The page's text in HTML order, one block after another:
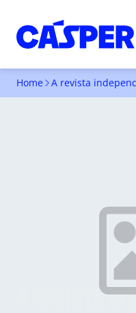
Home A revista
A REVISTA